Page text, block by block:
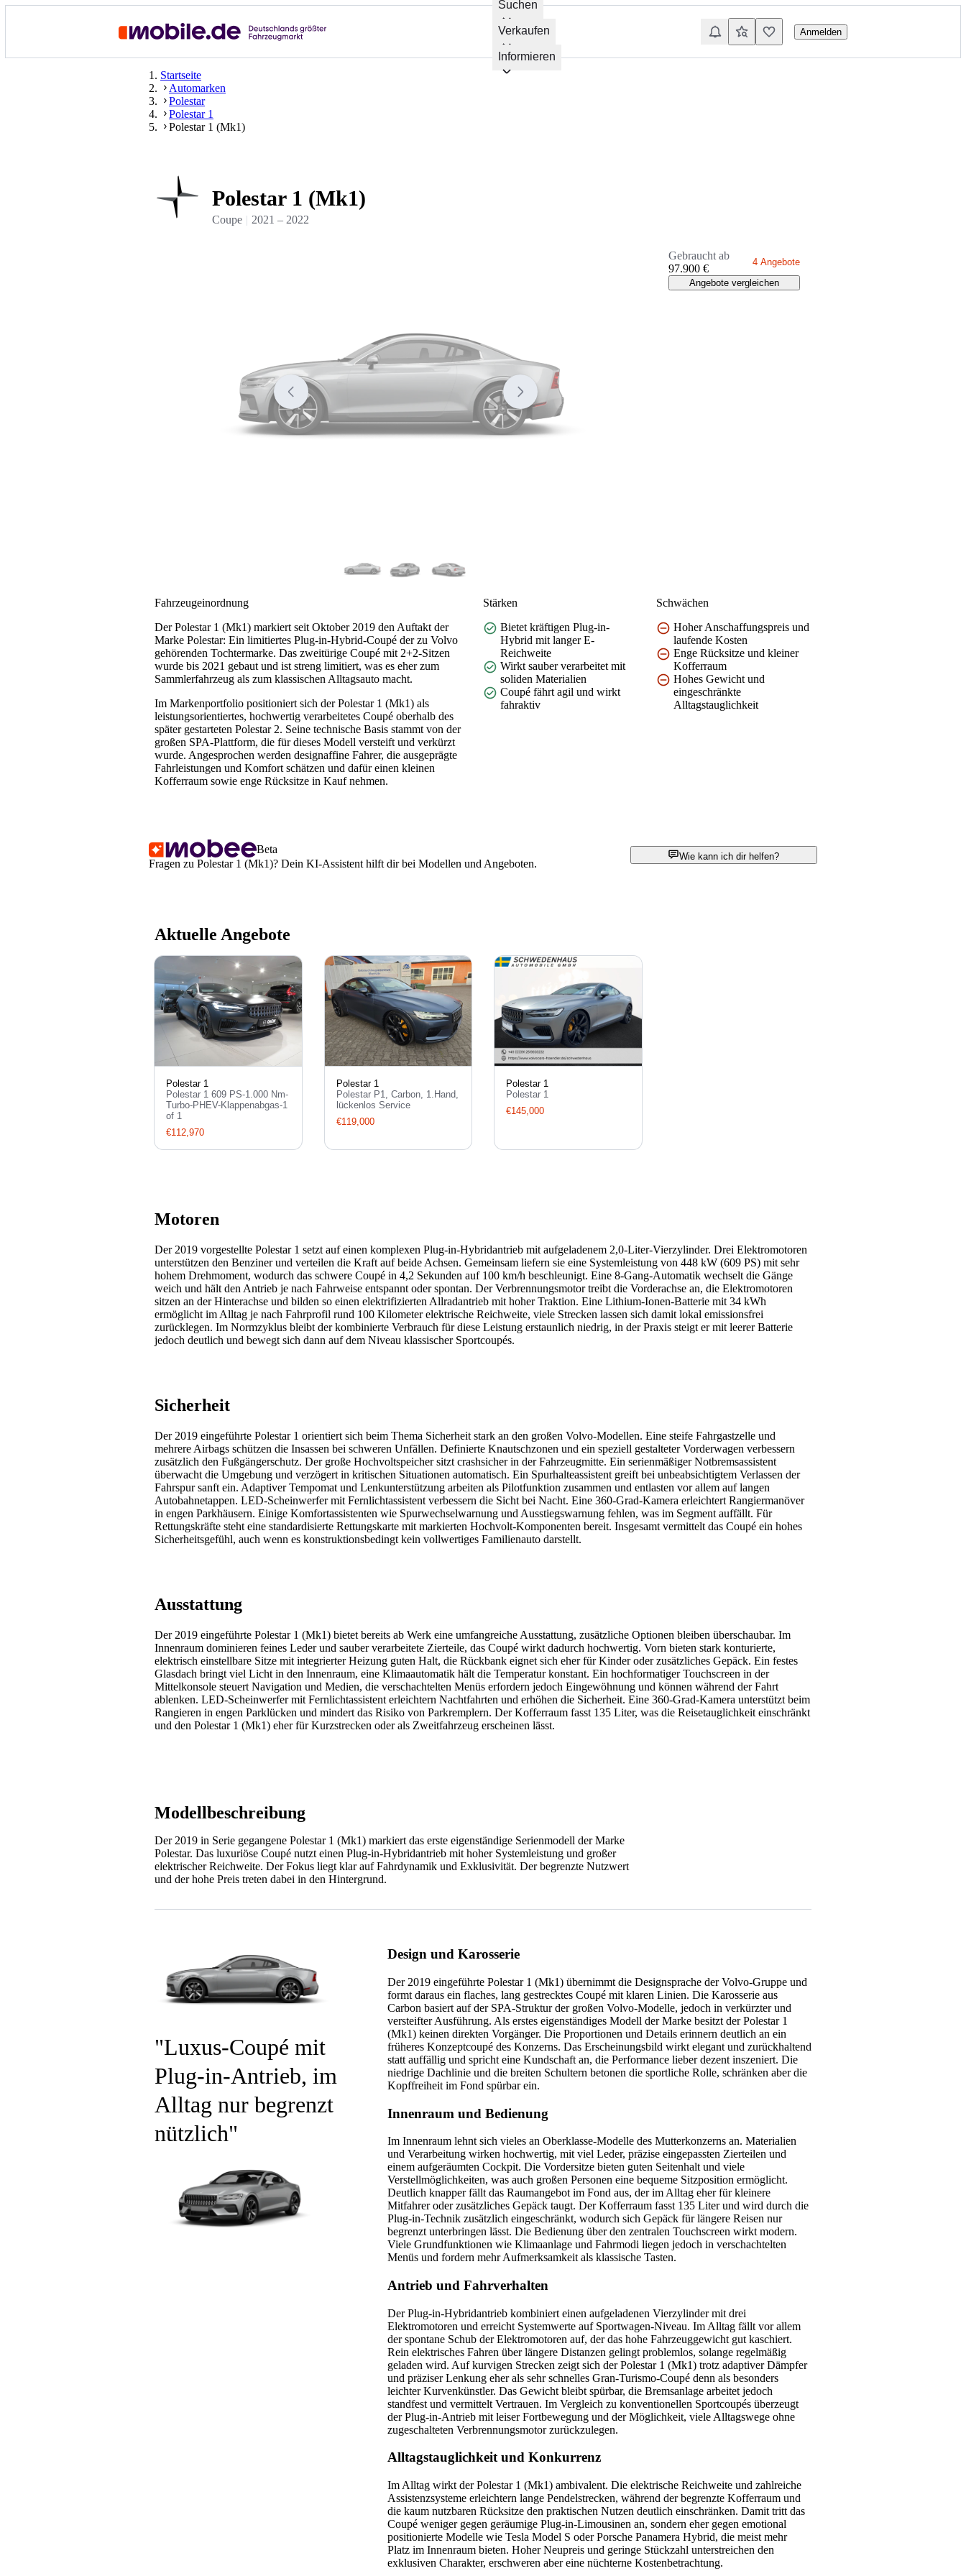
Suchen
Verkaufen
Informieren
Anmelden
Startseite
Automarken
Polestar
Polestar 1
Polestar 1 (Mk1)
Polestar 1 (Mk1)
Coupe 2021 – 2022
Gebraucht ab
97.900 €
4 Angebote
Angebote vergleichen
Fahrzeugeinordnung
Der Polestar 1 (Mk1) markiert seit Oktober 2019 den Auftakt der
Marke Polestar: Ein limitiertes Plug-in-Hybrid-Coupé der zu Volvo
gehörenden Tochtermarke. Das zweitürige Coupé mit 2+2-Sitzen
wurde bis 2021 gebaut und ist streng limitiert, was es eher zum
Sammlerfahrzeug als zum klassischen Alltagsauto macht.
Im Markenportfolio positioniert sich der Polestar 1 (Mk1) als
leistungsorientiertes, hochwertig verarbeitetes Coupé oberhalb des
später gestarteten Polestar 2. Seine technische Basis stammt von der
großen SPA-Plattform, die für dieses Modell versteift und verkürzt
wurde. Angesprochen werden designaffine Fahrer, die ausgeprägte
Fahrleistungen und Komfort schätzen und dafür einen kleinen
Kofferraum sowie enge Rücksitze in Kauf nehmen.
Stärken
Bietet kräftigen Plug-in-
Hybrid mit langer E-
Reichweite
Wirkt sauber verarbeitet mit
soliden Materialien
Coupé fährt agil und wirkt
fahraktiv
Schwächen
Hoher Anschaffungspreis und
laufende Kosten
Enge Rücksitze und kleiner
Kofferraum
Hohes Gewicht und
eingeschränkte
Alltagstauglichkeit
Beta
Fragen zu Polestar 1 (Mk1)? Dein KI-Assistent hilft dir bei Modellen und Angeboten.
Wie kann ich dir helfen?
Aktuelle Angebote
Polestar 1
Polestar 1 609 PS-1.000 Nm-
Turbo-PHEV-Klappenabgas-1
of 1
€112,970
Polestar 1
Polestar P1, Carbon, 1.Hand,
lückenlos Service
€119,000
Polestar 1
Polestar 1
€145,000
Motoren
Der 2019 vorgestellte Polestar 1 setzt auf einen komplexen Plug-in-Hybridantrieb mit aufgeladenem 2,0-Liter-Vierzylinder. Drei Elektromotoren
unterstützen den Benziner und verteilen die Kraft auf beide Achsen. Gemeinsam liefern sie eine Systemleistung von 448 kW (609 PS) mit sehr
hohem Drehmoment, wodurch das schwere Coupé in 4,2 Sekunden auf 100 km/h beschleunigt. Eine 8-Gang-Automatik wechselt die Gänge
weich und hält den Antrieb je nach Fahrweise entspannt oder spontan. Der Verbrennungsmotor treibt die Vorderachse an, die Elektromotoren
sitzen an der Hinterachse und bilden so einen elektrifizierten Allradantrieb mit hoher Traktion. Eine Lithium-Ionen-Batterie mit 34 kWh
ermöglicht im Alltag je nach Fahrprofil rund 100 Kilometer elektrische Reichweite, viele Strecken lassen sich damit lokal emissionsfrei
zurücklegen. Im Normzyklus bleibt der kombinierte Verbrauch für diese Leistung erstaunlich niedrig, in der Praxis steigt er mit leerer Batterie
jedoch deutlich und bewegt sich dann auf dem Niveau klassischer Sportcoupés.
Sicherheit
Der 2019 eingeführte Polestar 1 orientiert sich beim Thema Sicherheit stark an den großen Volvo-Modellen. Eine steife Fahrgastzelle und
mehrere Airbags schützen die Insassen bei schweren Unfällen. Definierte Knautschzonen und ein speziell gestalteter Vorderwagen verbessern
zusätzlich den Fußgängerschutz. Der große Hochvoltspeicher sitzt crashsicher in der Fahrzeugmitte. Ein serienmäßiger Notbremsassistent
überwacht die Umgebung und verzögert in kritischen Situationen automatisch. Ein Spurhalteassistent greift bei unbeabsichtigtem Verlassen der
Fahrspur sanft ein. Adaptiver Tempomat und Lenkunterstützung arbeiten als Pilotfunktion zusammen und entlasten vor allem auf langen
Autobahnetappen. LED-Scheinwerfer mit Fernlichtassistent verbessern die Sicht bei Nacht. Eine 360-Grad-Kamera erleichtert Rangiermanöver
in engen Parkhäusern. Einige Komfortassistenten wie Spurwechselwarnung und Ausstiegswarnung fehlen, was im Segment auffällt. Für
Rettungskräfte steht eine standardisierte Rettungskarte mit markierten Hochvolt-Komponenten bereit. Insgesamt vermittelt das Coupé ein hohes
Sicherheitsgefühl, auch wenn es konstruktionsbedingt kein vollwertiges Familienauto darstellt.
Ausstattung
Der 2019 eingeführte Polestar 1 (Mk1) bietet bereits ab Werk eine umfangreiche Ausstattung, zusätzliche Optionen bleiben überschaubar. Im
Innenraum dominieren feines Leder und sauber verarbeitete Zierteile, das Coupé wirkt dadurch hochwertig. Vorn bieten stark konturierte,
elektrisch einstellbare Sitze mit integrierter Heizung guten Halt, die Rückbank eignet sich eher für Kinder oder zusätzliches Gepäck. Ein festes
Glasdach bringt viel Licht in den Innenraum, eine Klimaautomatik hält die Temperatur konstant. Ein hochformatiger Touchscreen in der
Mittelkonsole steuert Navigation und Medien, die verschachtelten Menüs erfordern jedoch Eingewöhnung und können während der Fahrt
ablenken. LED-Scheinwerfer mit Fernlichtassistent erleichtern Nachtfahrten und erhöhen die Sicherheit. Eine 360-Grad-Kamera unterstützt beim
Rangieren in engen Parklücken und mindert das Risiko von Parkremplern. Der Kofferraum fasst 135 Liter, was die Reisetauglichkeit einschränkt
und den Polestar 1 (Mk1) eher für Kurzstrecken oder als Zweitfahrzeug erscheinen lässt.
Modellbeschreibung
Der 2019 in Serie gegangene Polestar 1 (Mk1) markiert das erste eigenständige Serienmodell der Marke
Polestar. Das luxuriöse Coupé nutzt einen Plug-in-Hybridantrieb mit hoher Systemleistung und großer
elektrischer Reichweite. Der Fokus liegt klar auf Fahrdynamik und Exklusivität. Der begrenzte Nutzwert
und der hohe Preis treten dabei in den Hintergrund.
Luxus-Coupé mit
Plug-in-Antrieb, im
Alltag nur begrenzt
nützlich
Design und Karosserie
Der 2019 eingeführte Polestar 1 (Mk1) übernimmt die Designsprache der Volvo-Gruppe und
formt daraus ein flaches, lang gestrecktes Coupé mit klaren Linien. Die Karosserie aus
Carbon basiert auf der SPA-Struktur der großen Volvo-Modelle, jedoch in verkürzter und
versteifter Ausführung. Als erstes eigenständiges Modell der Marke besitzt der Polestar 1
(Mk1) keinen direkten Vorgänger. Die Proportionen und Details erinnern deutlich an ein
früheres Konzeptcoupé des Konzerns. Das Erscheinungsbild wirkt elegant und zurückhaltend
statt auffällig und spricht eine Kundschaft an, die Performance lieber dezent inszeniert. Die
niedrige Dachlinie und die breiten Schultern betonen die sportliche Rolle, schränken aber die
Kopffreiheit im Fond spürbar ein.
Innenraum und Bedienung
Im Innenraum lehnt sich vieles an Oberklasse-Modelle des Mutterkonzerns an. Materialien
und Verarbeitung wirken hochwertig, mit viel Leder, präzise eingepassten Zierteilen und
einem aufgeräumten Cockpit. Die Vordersitze bieten guten Seitenhalt und viele
Verstellmöglichkeiten, was auch großen Personen eine bequeme Sitzposition ermöglicht.
Deutlich knapper fällt das Raumangebot im Fond aus, der im Alltag eher für kleinere
Mitfahrer oder zusätzliches Gepäck taugt. Der Kofferraum fasst 135 Liter und wird durch die
Plug-in-Technik zusätzlich eingeschränkt, wodurch sich Gepäck für längere Reisen nur
begrenzt unterbringen lässt. Die Bedienung über den zentralen Touchscreen wirkt modern.
Viele Grundfunktionen wie Klimaanlage und Fahrmodi liegen jedoch in verschachtelten
Menüs und fordern mehr Aufmerksamkeit als klassische Tasten.
Antrieb und Fahrverhalten
Der Plug-in-Hybridantrieb kombiniert einen aufgeladenen Vierzylinder mit drei
Elektromotoren und erreicht Systemwerte auf Sportwagen-Niveau. Im Alltag fällt vor allem
der spontane Schub der Elektromotoren auf, der das hohe Fahrzeuggewicht gut kaschiert.
Rein elektrisches Fahren über längere Distanzen gelingt problemlos, solange regelmäßig
geladen wird. Auf kurvigen Strecken zeigt sich der Polestar 1 (Mk1) trotz adaptiver Dämpfer
und präziser Lenkung eher als sehr schnelles Gran-Turismo-Coupé denn als besonders
leichter Kurvenkünstler. Das Gewicht bleibt spürbar, die Bremsanlage arbeitet jedoch
standfest und vermittelt Vertrauen. Im Vergleich zu konventionellen Sportcoupés überzeugt
der Plug-in-Antrieb mit leiser Fortbewegung und der Möglichkeit, viele Alltagswege ohne
zugeschalteten Verbrennungsmotor zurückzulegen.
Alltagstauglichkeit und Konkurrenz
Im Alltag wirkt der Polestar 1 (Mk1) ambivalent. Die elektrische Reichweite und zahlreiche
Assistenzsysteme erleichtern lange Pendelstrecken, während der begrenzte Kofferraum und
die kaum nutzbaren Rücksitze den praktischen Nutzen deutlich einschränken. Damit tritt das
Coupé weniger gegen geräumige Plug-in-Limousinen an, sondern eher gegen emotional
positionierte Modelle wie Tesla Model S oder Porsche Panamera Hybrid, die meist mehr
Platz im Innenraum bieten. Hoher Neupreis und geringe Stückzahl unterstreichen den
exklusiven Charakter, erschweren aber eine nüchterne Kostenbetrachtung.